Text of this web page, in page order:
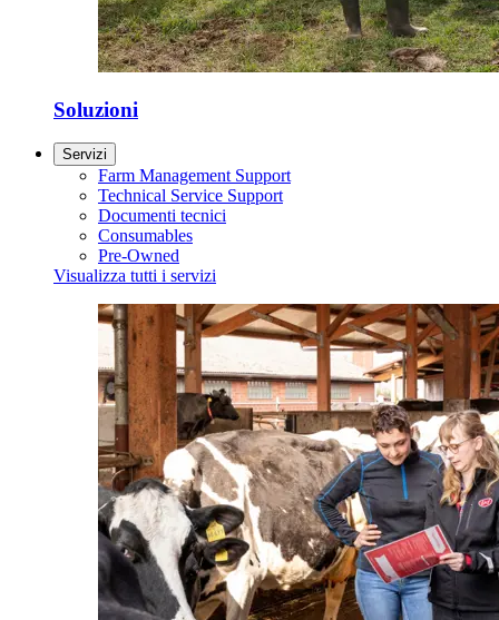
Soluzioni
Servizi
Farm Management Support
Technical Service Support
Documenti tecnici
Consumables
Pre-Owned
Visualizza tutti i servizi